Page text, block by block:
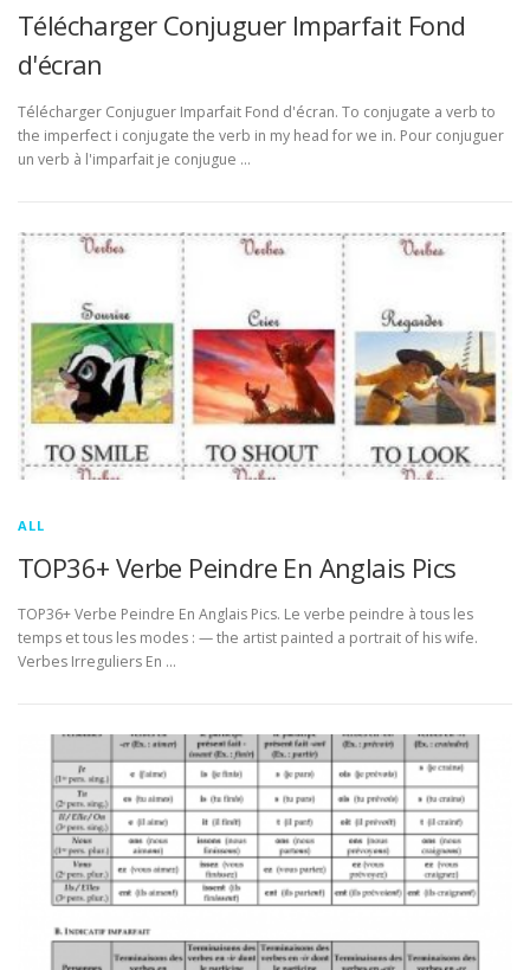
Télécharger Conjuguer Imparfait Fond
d'écran
Télécharger Conjuguer Imparfait Fond d'écran. To conjugate a verb to
the imperfect i conjugate the verb in my head for we in. Pour conjuguer
un verb à l'imparfait je conjugue …
ALL
TOP36+ Verbe Peindre En Anglais Pics
TOP36+ Verbe Peindre En Anglais Pics. Le verbe peindre à tous les
temps et tous les modes : — the artist painted a portrait of his wife.
Verbes Irreguliers En …